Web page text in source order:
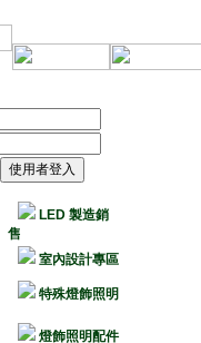
LED 製造銷
售
室內設計專區
特殊燈飾照明
燈飾照明配件